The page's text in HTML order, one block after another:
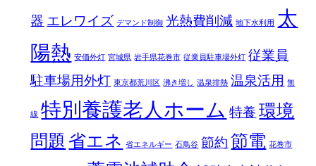
器 エレワイズ デマンド制御 光熱費削減 地下水利用 太
陽熱 安価外灯 宮城県 岩手県花巻市 従業員駐車場外灯 従業員
駐車場用外灯 東京都荒川区 沸き増し 温泉排熱 温泉活用 無
線 特別養護老人ホーム 特養 環境
問題 省エネ 省エネルギー 石鳥谷 節約 節電 花巻市